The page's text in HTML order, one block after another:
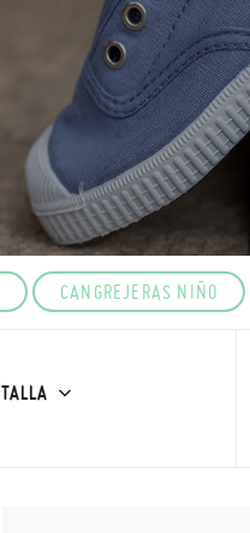
CANGREJERAS NIÑO
TALLA